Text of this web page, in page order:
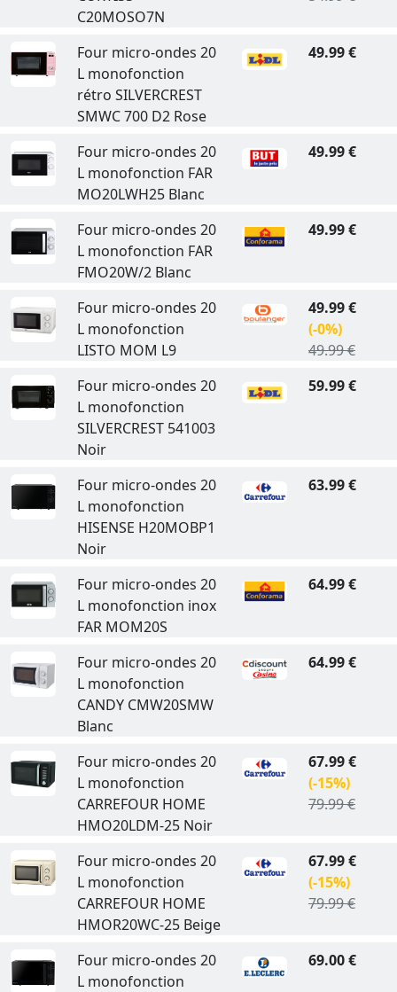
C20MOSO7N
Four micro-ondes 20
L monofonction
rétro SILVERCREST
SMWC 700 D2 Rose
49.99 €
Four micro-ondes 20
L monofonction FAR
MO20LWH25 Blanc
49.99 €
Four micro-ondes 20
L monofonction FAR
FMO20W/2 Blanc
49.99 €
Four micro-ondes 20
L monofonction
LISTO MOM L9
49.99 €
(-0%)
49.99 €
Four micro-ondes 20
L monofonction
SILVERCREST 541003
Noir
59.99 €
Four micro-ondes 20
L monofonction
HISENSE H20MOBP1
Noir
63.99 €
Four micro-ondes 20
L monofonction inox
FAR MOM20S
64.99 €
Four micro-ondes 20
L monofonction
CANDY CMW20SMW
Blanc
64.99 €
Four micro-ondes 20
L monofonction
CARREFOUR HOME
HMO20LDM-25 Noir
67.99 €
(-15%)
79.99 €
Four micro-ondes 20
L monofonction
CARREFOUR HOME
HMOR20WC-25 Beige
67.99 €
(-15%)
79.99 €
Four micro-ondes 20
L monofonction
69.00 €